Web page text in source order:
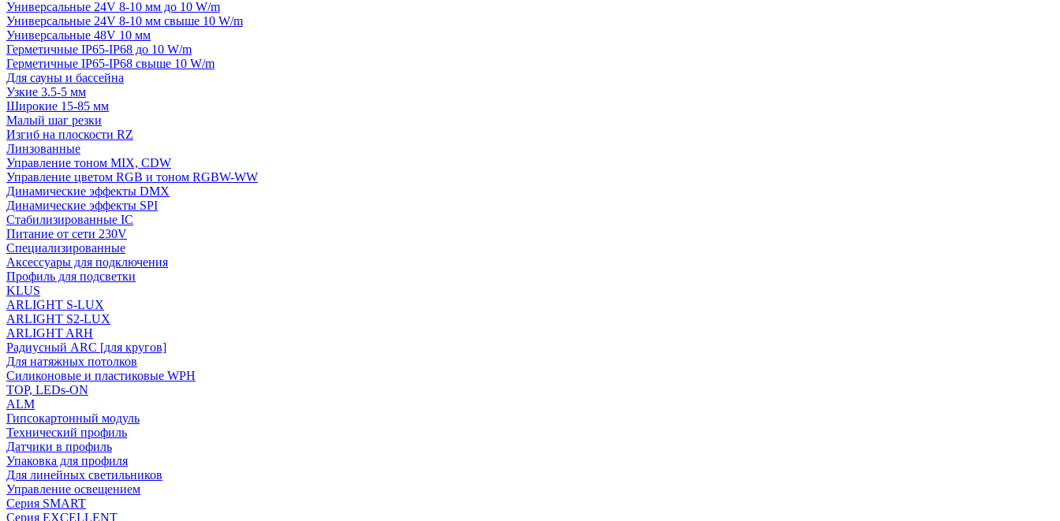
Универсальные 24V 8-10 мм до 10 W/m
Универсальные 24V 8-10 мм свыше 10 W/m
Универсальные 48V 10 мм
Герметичные IP65-IP68 до 10 W/m
Герметичные IP65-IP68 свыше 10 W/m
Для сауны и бассейна
Узкие 3.5-5 мм
Широкие 15-85 мм
Малый шаг резки
Изгиб на плоскости RZ
Линзованные
Управление тоном MIX, CDW
Управление цветом RGB и тоном RGBW-WW
Динамические эффекты DMX
Динамические эффекты SPI
Стабилизированные IC
Питание от сети 230V
Специализированные
Аксессуары для подключения
Профиль для подсветки
KLUS
ARLIGHT S-LUX
ARLIGHT S2-LUX
ARLIGHT ARH
Радиусный ARC [для кругов]
Для натяжных потолков
Силиконовые и пластиковые WPH
TOP, LEDs-ON
ALM
Гипсокартонный модуль
Технический профиль
Датчики в профиль
Упаковка для профиля
Для линейных светильников
Управление освещением
Серия SMART
Серия EXCELLENT